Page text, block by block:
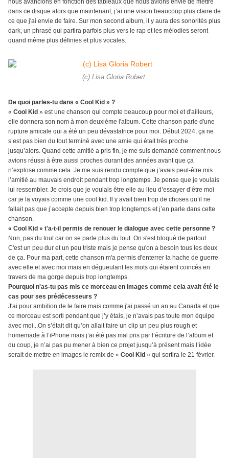
nous avancions en fonction des tableaux que nous avions envie de mettre
dans ce disque alors que maintenant, j’ai une vision beaucoup plus claire de
ce que j'ai envie de faire. Sur mon second album, il y aura des sonorités plus
dark, un phrasé qui partira parfois plus vers le rap et les mélodies seront
quand même plus définies et plus vocales.
(c) Lisa Gloria Robert
De quoi parles-tu dans « Cool Kid » ?
« Cool Kid » est une chanson qui compte beaucoup pour moi et d'ailleurs,
elle donnera son nom à mon deuxième l'album. Cette chanson parle d'une
rupture amicale qui a été un peu dévastatrice pour moi. Début 2024, ça ne
s’est pas bien du tout terminé avec une amie qui était très proche
jusqu’alors. Quand cette amitié a pris fin, je me suis demandé comment nous
avions réussi à être aussi proches durant des années avant que ça
n’explose comme cela. Je me suis rendu compte que j’avais peut-être mis
l’amitié au mauvais endroit pendant trop longtemps. Je pense que je voulais
lui ressembler. Je crois que je voulais être elle au lieu d’essayer d’être moi
car je la voyais comme une cool kid. Il y avait bien trop de choses qu’il ne
fallait pas que j’accepte depuis bien trop longtemps et j’en parle dans cette
chanson.
« Cool Kid » t'a-t-il permis de renouer le dialogue avec cette personne ?
Non, pas du tout car on se parle plus du tout. On s'est bloqué de partout.
C'est un peu dur et un peu triste mais je pense qu'on a besoin tous les deux
de ça. Pour ma part, cette chanson m'a permis d'enterrer la hache de guerre
avec elle et avec moi mais en dégueulant les mots qui étaient coincés en
travers de ma gorge depuis trop longtemps.
Pourquoi n'as-tu pas mis ce morceau en images comme cela avait été le
cas pour ses prédécesseurs ?
J'ai pour ambition de le faire mais comme j'ai passé un an au Canada et que
ce morceau est sorti pendant que j’y étais, je n’avais pas toute mon équipe
avec moi...On s’était dit qu’on allait faire un clip un peu plus rough et
homemade à l’iPhone mais j’ai été pas mal pris par l’écriture de l’album et
du coup, je n’ai pas pu mener à bien ce projet jusqu’à présent mais l’idée
serait de mettre en images le remix de « Cool Kid » qui sortira le 21 février.